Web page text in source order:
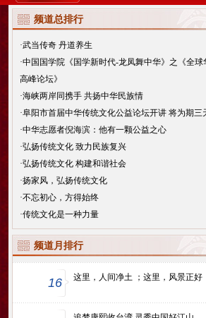
频道总排行
·武当传奇 丹道养生
·中国国学院《国学新时代-龙凤舞中华》之《全球
高峰论坛》
·海峡两岸同携手 共扬中华民族情
·阜阳市首届中华传统文化公益论坛开讲 将为期三
·中华志愿者倪海滨：他有一颗公益之心
·弘扬传统文化 致力民族复兴
·弘扬传统文化 构建和谐社会
·扬家风，弘扬传统文化
·不忘初心，方得始终
·传统文化是一种力量
频道月排行
16 这里，人间净土 ；这里，风景正好